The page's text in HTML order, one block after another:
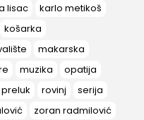
lisac
karlo metikoš
košarka
makarska
muzika
opatija
preluk rovinj
serija
zoran radmilović